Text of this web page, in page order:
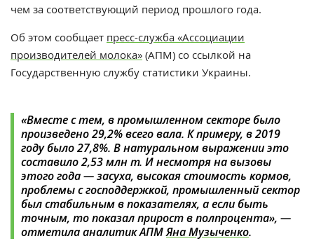
чем за соответствующий период прошлого года.
Об этом сообщает пресс-служба «Ассоциации
производителей молока» (АПМ) со ссылкой на
Государственную службу статистики Украины.
«Вместе с тем, в промышленном секторе было
произведено 29,2% всего вала. К примеру, в 2019
году было 27,8%. В натуральном выражении это
составило 2,53 млн т. И несмотря на вызовы
этого года — засуха, высокая стоимость кормов,
проблемы с господдержкой, промышленный сектор
был стабильным в показателях, а если быть
точным, то показал прирост в полпроцента», —
отметила аналитик АПМЯна Музыченко.